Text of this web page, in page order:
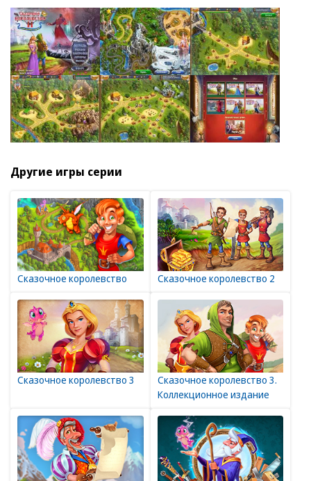
Другие игры серии
Сказочное королевство Сказочное королевство 2
Сказочное королевство 3
Сказочное королевство 3.
Коллекционное издание